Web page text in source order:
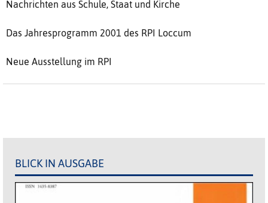
Nachrichten aus Schule, Staat und Kirche
Das Jahresprogramm 2001 des RPI Loccum
Neue Ausstellung im RPI
BLICK IN AUSGABE